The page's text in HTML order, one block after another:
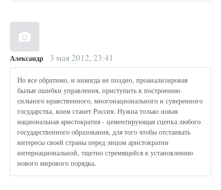
Александр 3 мая 2012, 23:41
Но все обратимо, и никогда не поздно, проанализировав
былые ошибки управления, приступить к построению
сильного нравственного, многонационального и суверенного
государства, коим станет Россия. Нужна только новая
национальная аристократия - цементирующая сцепка любого
государственного образования, для того чтобы отстаивать
интересы своей страны перед лицом аристократии
интернациональной, тщетно стремящейся к установлению
нового мирового порядка.